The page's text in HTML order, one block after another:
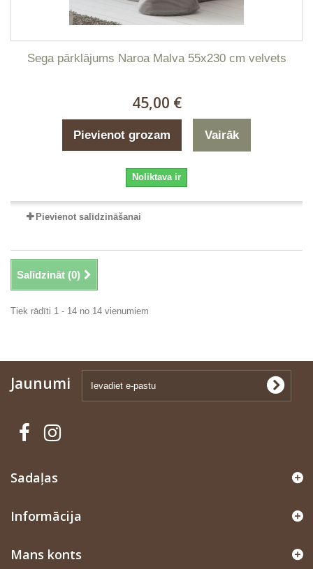
Sega pārklājums Naroa Malva 55x230 cm velvets
45,00 €
Pievienot grozam Vairāk
Noliktava ir
Pievienot salīdzināšanai
Salīdzināt (0)
Tiek rādīti 1 - 14 no 14 vienumiem
Jaunumi
Sadaļas
Informācija
Mans konts